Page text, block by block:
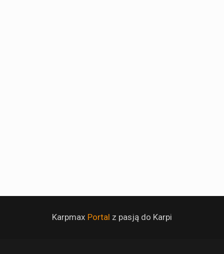
Karpmax Portal z pasją do Karpi